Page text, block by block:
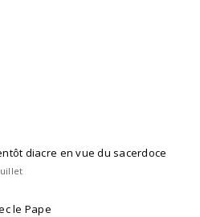
diacre en vue du sacerdoce
le Pape